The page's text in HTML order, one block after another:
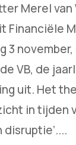
Merel van
Financiële
3 november,
VB, de
uit. Het
in tijden